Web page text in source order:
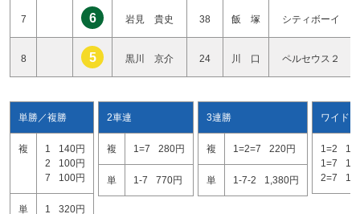
7 6 岩見 貴史 38 飯 塚 シティボーイ
8 5 黒川 京介 24 川 口 ペルセウス２
単勝／複勝
複 1
140円
2
100円
7
100円
単 1 320円
2車連
複 1=7 280円
単 1-7 770円
3連勝
複 1=2=7 220円
単 1-7-2 1,380円
ワイド
1=2
1=7
2=7